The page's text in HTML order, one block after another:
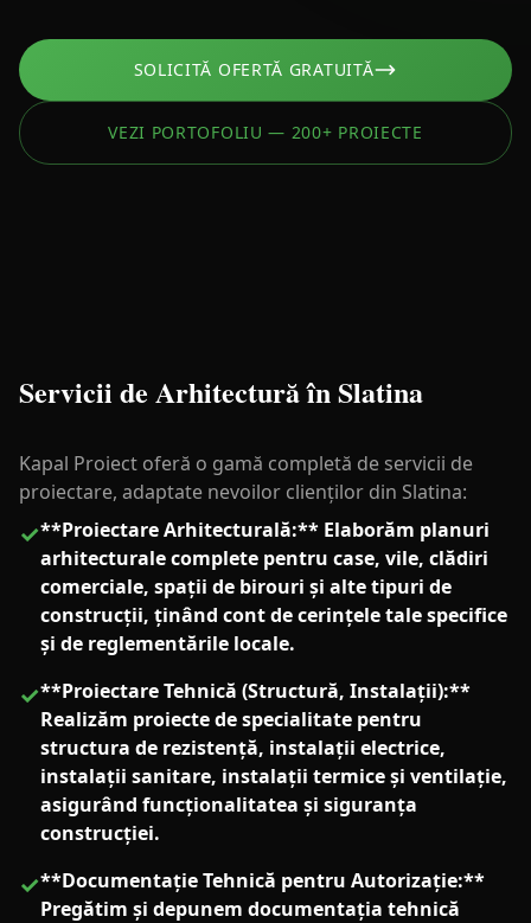
SOLICITĂ OFERTĂ GRATUITĂ
VEZI PORTOFOLIU — 200+ PROIECTE
Servicii de Arhitectură în Slatina
Kapal Proiect oferă o gamă completă de servicii de
proiectare, adaptate nevoilor clienților din Slatina:
✓**Proiectare Arhitecturală:** Elaborăm planuri
arhitecturale complete pentru case, vile, clădiri
comerciale, spații de birouri și alte tipuri de
construcții, ținând cont de cerințele tale specifice
și de reglementările locale.
✓**Proiectare Tehnică (Structură, Instalații):**
Realizăm proiecte de specialitate pentru
structura de rezistență, instalații electrice,
instalații sanitare, instalații termice și ventilație,
asigurând funcționalitatea și siguranța
construcției.
✓**Documentație Tehnică pentru Autorizație:**
Pregătim și depunem documentația tehnică